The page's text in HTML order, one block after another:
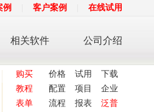
例 客户案例 在线试用
相关软件 公司介绍
购买 价格 试用
下载
教程
配置 项目
企业
表单
流程 报表 泛普